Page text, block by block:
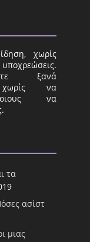
χωρίς
ξανά
χωρίς να
να
τα
ασίστ
μιας